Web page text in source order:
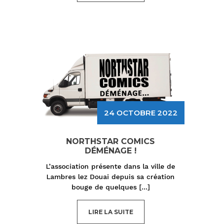
24 OCTOBRE 2022
NORTHSTAR COMICS
DÉMÉNAGE !
L’association présente dans la ville de
Lambres lez Douai depuis sa création
bouge de quelques [...]
LIRE LA SUITE